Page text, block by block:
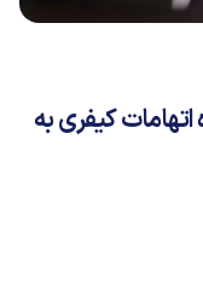
کیفری به